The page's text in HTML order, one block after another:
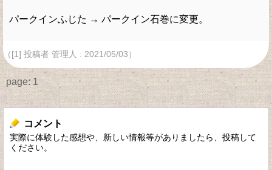
パークインふじた → パークイン石巻に変更。
（[1] 投稿者 管理人 : 2021/05/03）
page: 1
コメント
実際に体験した感想や、新しい情報等がありましたら、投稿して
ください。